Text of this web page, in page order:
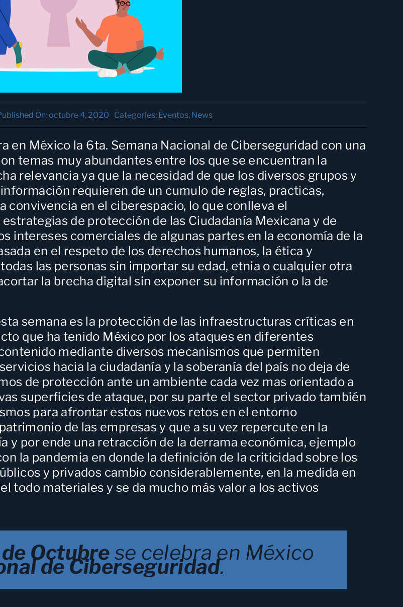
On: octubre 4, 2020 Categories: Eventos, News
en México la 6ta. Semana Nacional de Ciberseguridad con una
temas muy abundantes entre los que se encuentran la
relevancia ya que la necesidad de que los diversos grupos y
requieren de un cumulo de reglas, practicas,
convivencia en el ciberespacio, lo que conlleva el
de protección de las Ciudadanía Mexicana y de
intereses comerciales de algunas partes en la economía de la
en el respeto de los derechos humanos, la ética y
las personas sin importar su edad, etnia o cualquier otra
la brecha digital sin exponer su información o la de
semana es la protección de las infraestructuras críticas en
que ha tenido México por los ataques en diferentes
mediante diversos mecanismos que permiten
hacia la ciudadanía y la soberanía del país no deja de
de protección ante un ambiente cada vez mas orientado a
superficies de ataque, por su parte el sector privado también
para afrontar estos nuevos retos en el entorno
de las empresas y que a su vez repercute en la
y por ende una retracción de la derrama económica, ejemplo
la pandemia en donde la definición de la criticidad sobre los
y privados cambio considerablemente, en la medida en
todo materiales y se da mucho más valor a los activos
Octubre se celebra en México
de Ciberseguridad.